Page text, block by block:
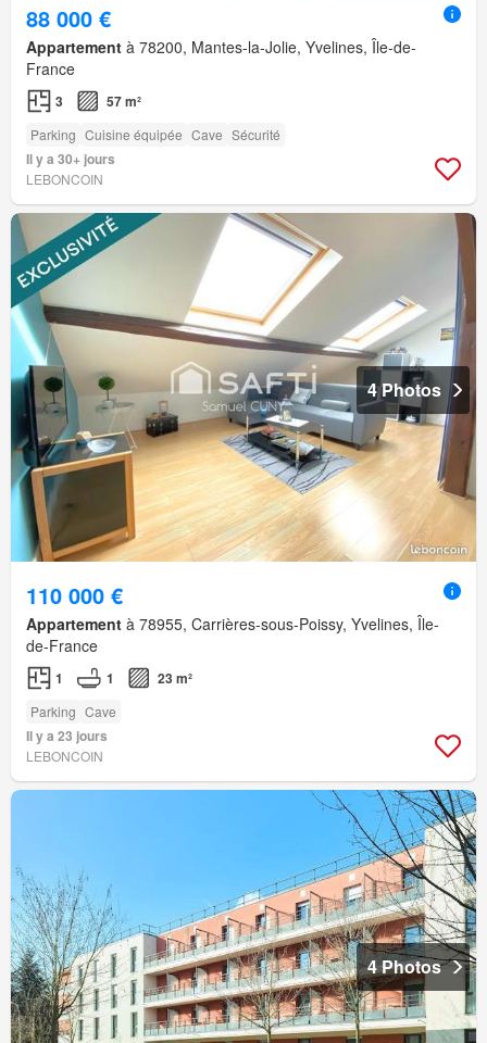
88 000 €
Appartement à 78200, Mantes-la-Jolie, Yvelines, Île-de-
France
3 57 m²
Parking Cuisine équipée Cave Sécurité
Il y a 30+ jours
LEBONCOIN
4 Photos
110 000 €
Appartement à 78955, Carrières-sous-Poissy, Yvelines, Île-
de-France
1 1 23 m²
Parking Cave
Il y a 23 jours
LEBONCOIN
4 Photos